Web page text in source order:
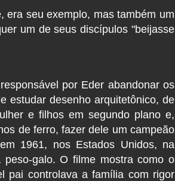
era seu exemplo, mas também um
um de seus discípulos "beijasse
por Eder abandonar os
estudar desenho arquitetônico, de
e filhos em segundo plano e,
de ferro, fazer dele um campeão
1961, nos Estados Unidos, na
peso-galo. O filme mostra como o
pai controlava a família com rigor